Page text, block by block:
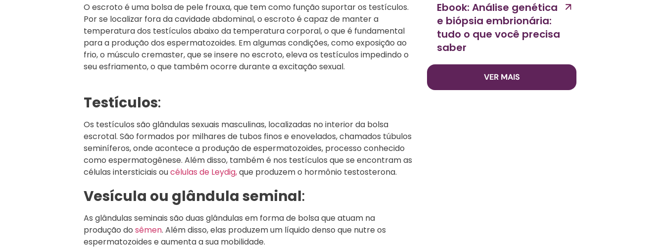
O escroto é uma bolsa de pele frouxa, que tem como função suportar os testículos.
Por se localizar fora da cavidade abdominal, o escroto é capaz de manter a
temperatura dos testículos abaixo da temperatura corporal, o que é fundamental
para a produção dos espermatozoides. Em algumas condições, como exposição ao
frio, o músculo cremaster, que se insere no escroto, eleva os testículos impedindo o
seu esfriamento, o que também ocorre durante a excitação sexual.
Testículos:
Os testículos são glândulas sexuais masculinas, localizadas no interior da bolsa
escrotal. São formados por milhares de tubos finos e enovelados, chamados túbulos
seminíferos, onde acontece a produção de espermatozoides, processo conhecido
como espermatogênese. Além disso, também é nos testículos que se encontram as
células intersticiais oucélulas de Leydig,que produzem o hormônio testosterona.
Vesícula ou glândula seminal:
As glândulas seminais são duas glândulas em forma de bolsa que atuam na
produção do sêmen. Além disso, elas produzem um líquido denso que nutre os
espermatozoides e aumenta a sua mobilidade.
Ebook: Análise genética
e biópsia embrionária:
tudo o que você precisa
saber
VER MAIS